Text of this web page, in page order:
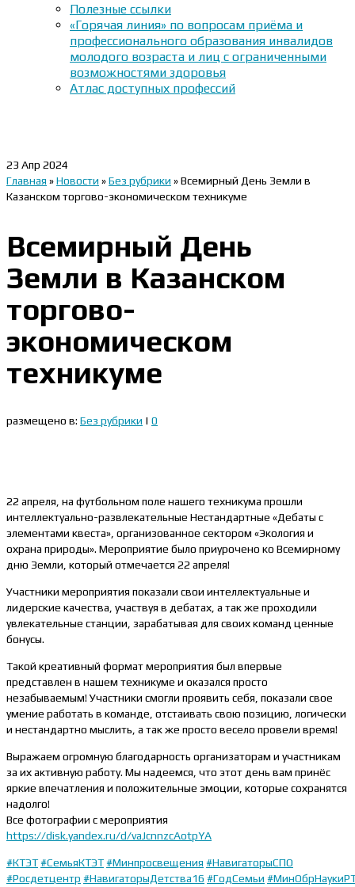
Полезные ссылки
«Горячая линия» по вопросам приёма и
профессионального образования инвалидов
молодого возраста и лиц с ограниченными
возможностями здоровья
Атлас доступных профессий
23 Апр 2024
Главная »Новости »Без рубрики »Всемирный День Земли в
Казанском торгово-экономическом техникуме
Всемирный День
Земли в Казанском
торгово-
экономическом
техникуме
размещено в: Без рубрики | 0
22 апреля, на футбольном поле нашего техникума прошли
интеллектуально-развлекательные Нестандартные «Дебаты с
элементами квеста», организованное сектором «Экология и
охрана природы». Мероприятие было приурочено ко Всемирному
дню Земли, который отмечается 22 апреля!
Участники мероприятия показали свои интеллектуальные и
лидерские качества, участвуя в дебатах, а так же проходили
увлекательные станции, зарабатывая для своих команд ценные
бонусы.
Такой креативный формат мероприятия был впервые
представлен в нашем техникуме и оказался просто
незабываемым! Участники смогли проявить себя, показали свое
умение работать в команде, отстаивать свою позицию, логически
и нестандартно мыслить, а так же просто весело провели время!
Выражаем огромную благодарность организаторам и участникам
за их активную работу. Мы надеемся, что этот день вам принёс
яркие впечатления и положительные эмоции, которые сохранятся
надолго!
Все фотографии с мероприятия
https://disk.yandex.ru/d/vaJcnnzcAotpYA
#КТЭТ#СемьяКТЭТ#Минпросвещения #НавигаторыСПО
#Росдетцентр #НавигаторыДетства16 #ГодСемьи